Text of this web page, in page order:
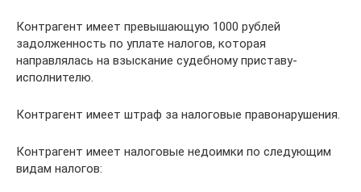
Контрагент имеет превышающую 1000 рублей
задолженность по уплате налогов, которая
направлялась на взыскание судебному приставу-
исполнителю.
Контрагент имеет штраф за налоговые правонарушения.
Контрагент имеет налоговые недоимки по следующим
видам налогов: